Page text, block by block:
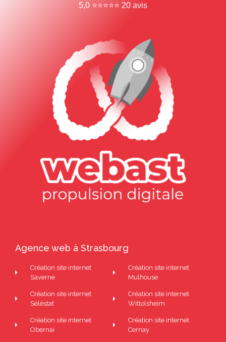
5,0 ⭐⭐⭐⭐⭐ 20 avis
Agence web à Strasbourg
Création site internet
Saverne
Création site internet
Séléstat
Création site internet
Obernai
Création site internet
Mulhouse
Création site internet
Wittolsheim
Création site internet
Cernay